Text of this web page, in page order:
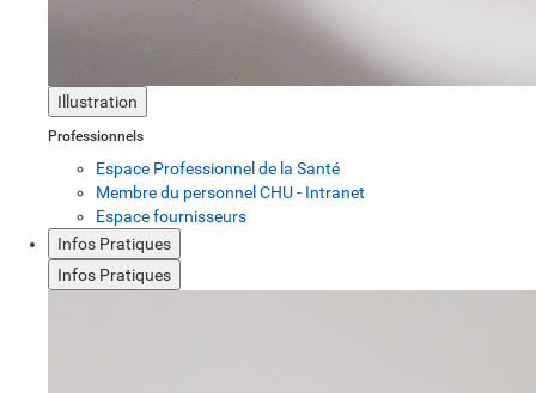
Illustration
Professionnels
Espace Professionnel de la Santé
Membre du personnel CHU - Intranet
Espace fournisseurs
Infos Pratiques
Infos Pratiques